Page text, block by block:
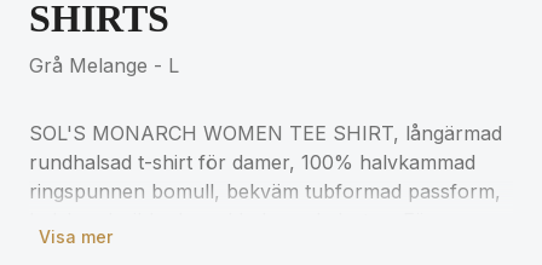
SHIRTS
Grå Melange - L
SOL'S MONARCH WOMEN TEE SHIRT, långärmad
rundhalsad t-shirt för damer, 100% halvkammad
ringspunnen bomull, bekväm tubformad passform,
storleksinformation, se storlekstabellen i
Visa mer